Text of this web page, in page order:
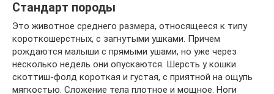
Стандарт породы
Это животное среднего размера, относящееся к типу
короткошерстных, с загнутыми ушками. Причем
рождаются малыши с прямыми ушами, но уже через
несколько недель они опускаются. Шерсть у кошки
скоттиш-фолд короткая и густая, с приятной на ощупь
мягкостью. Сложение тела плотное и мощное. Ноги